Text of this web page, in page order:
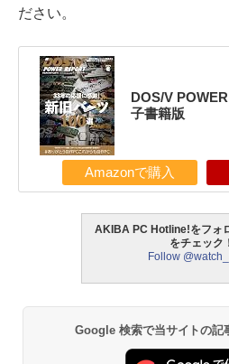
ださい。
DOS/V
子書籍版
Amazonで購入
AKIBA PC Hotline!をフォ
をチェック！
Follow
Google 検索で当サイトの記